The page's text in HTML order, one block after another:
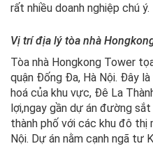
rất nhiều doanh nghiệp chú ý.
Vị trí địa lý tòa nhà
Tòa nhà Hongkong Tower
quận Đống Đa, Hà Nội. Đây
hoá của khu vực, Đê La
lợi,ngay gần dự án đường
thành phố với các khu đô thị
Nội. Dự án nằm cạnh ngã tư